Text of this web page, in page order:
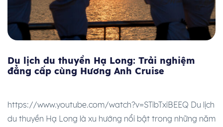
Du lịch du thuyền Hạ Long: Trải nghiệm
đẳng cấp cùng Hương Anh Cruise
https://www.youtube.com/watch?v=STibTxiBEEQ Du lịch
du thuyền Hạ Long là xu hướng nổi bật trong những năm